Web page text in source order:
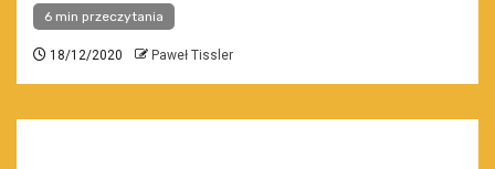
6 min przeczytania
18/12/2020 Paweł Tissler